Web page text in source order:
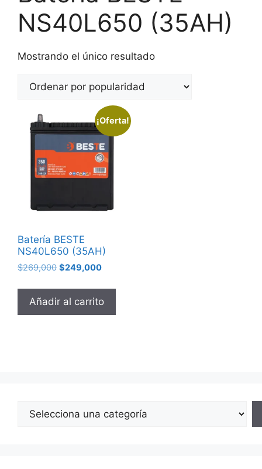
NS40L650 (35AH)
Mostrando el único resultado
¡Oferta!
Batería BESTE
NS40L650 (35AH)
$269,000 $249,000
Añadir al carrito